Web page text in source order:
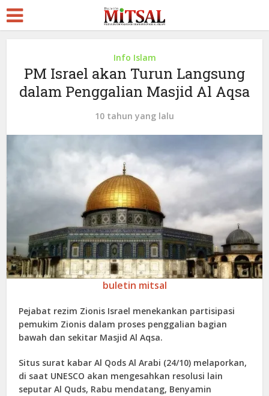
Info Islam
PM Israel akan Turun Langsung
dalam Penggalian Masjid Al Aqsa
10 tahun yang lalu
buletin mitsal
Pejabat rezim Zionis Israel menekankan partisipasi
pemukim Zionis dalam proses penggalian bagian
bawah dan sekitar Masjid Al Aqsa.
Situs surat kabar Al Qods Al Arabi (24/10) melaporkan,
di saat UNESCO akan mengesahkan resolusi lain
seputar Al Quds, Rabu mendatang, Benyamin